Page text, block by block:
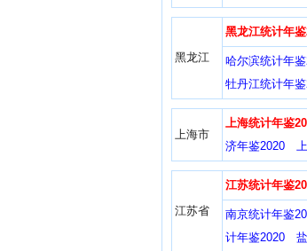
黑龙江
黑龙江统计年
哈尔滨统计年
牡丹江统计年
上海市
上海统计年鉴
济年鉴2020
江苏省
江苏统计年鉴
南京统计年鉴
计年鉴2020